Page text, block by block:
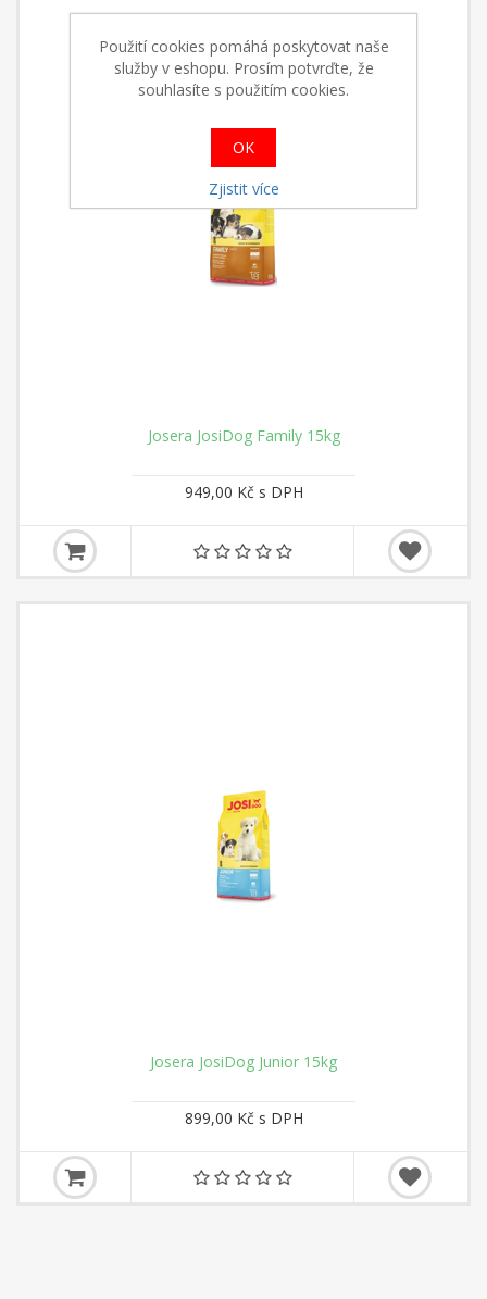
Josera JosiDog Family 15kg
949,00 Kč s DPH
Josera JosiDog Junior 15kg
899,00 Kč s DPH
Použití cookies pomáhá poskytovat naše
služby v eshopu. Prosím potvrďte, že
souhlasíte s použitím cookies.
OK
Zjistit více